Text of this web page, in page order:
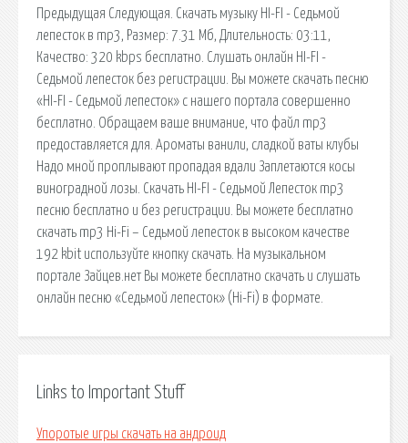
Предыдущая Следующая. Скачать музыку HI-FI - Седьмой
лепесток в mp3, Размер: 7.31 Мб, Длительность: 03:11,
Качество: 320 kbps бесплатно. Слушать онлайн HI-FI -
Седьмой лепесток без регистрации. Вы можете скачать песню
«HI-FI - Седьмой лепесток» с нашего портала совершенно
бесплатно. Обращаем ваше внимание, что файл mp3
предоставляется для. Ароматы ванили, сладкой ваты клубы
Надо мной проплывают пропадая вдали Заплетаются косы
виноградной лозы. Скачать HI-FI - Седьмой Лепесток mp3
песню бесплатно и без регистрации. Вы можете бесплатно
скачать mp3 Hi-Fi – Седьмой лепесток в высоком качестве
192 kbit используйте кнопку скачать. На музыкальном
портале Зайцев.нет Вы можете бесплатно скачать и слушать
онлайн песню «Седьмой лепесток» (Hi-Fi) в формате.
Links to Important Stuff
Упоротые игры скачать на андроид